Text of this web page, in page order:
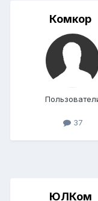
Комкор
37
ЮЛКом